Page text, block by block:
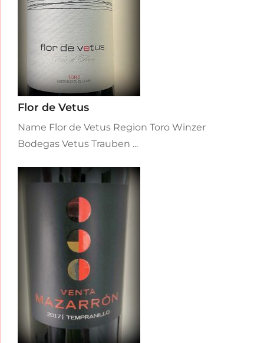
Flor de Vetus
Name Flor de Vetus Region Toro Winzer
Bodegas Vetus Trauben ...